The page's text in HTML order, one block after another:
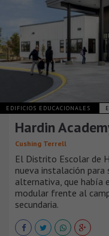
EDIFICIOS EDUCACIONALES
Hardin
Cushing Terrell
El Distrito Escolar de
nueva instalación para
alternativa, que había
modular frente al
secundaria.